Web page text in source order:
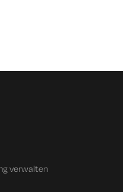
verwalten